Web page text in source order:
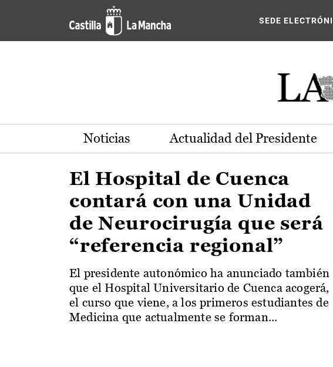
Pasar al contenido principal
Actualidad de la región de Castilla-
SEDE
Noticias Actualidad del Presidente
El Hospital de Cuenca
contará con una Unidad
de Neurocirugía que será
“referencia regional”
El presidente autonómico ha anunciado también
que el Hospital Universitario de Cuenca acogerá,
el curso que viene, a los primeros estudiantes de
Medicina que actualmente se forman...